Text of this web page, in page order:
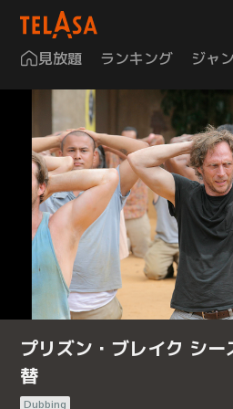
見放題 ランキング ジャ
プリズン・ブレイク シ
替
Dubbing